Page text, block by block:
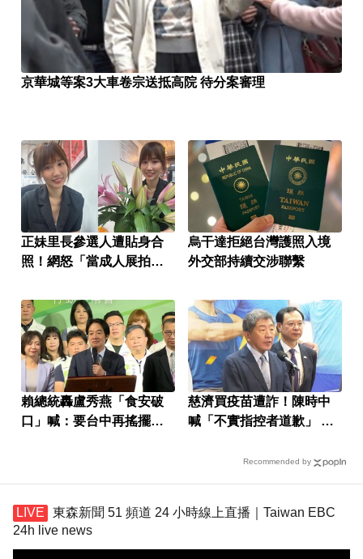
京華城等案3大車卷宗送抵高院 待分案審理
正妹里長參選人遭貼身合
照！網怒「當成人展拍」
烏干達拒絕台灣護照入境
外交部持續交涉聯繫
賴總統轟盧秀燕「食安破
口」喊：要台中再搖擺一
慈濟買疫苗遭詐！陳時中
喊「不實指控者道歉」 蔣
Recommended by
東森新聞 51 頻道 24 小時線上直播｜Taiwan EBC
24h live news